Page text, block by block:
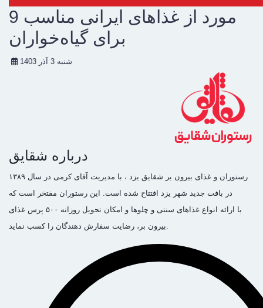
9 مورد از غذاهای ایرانی مناسب
برای گیاه‌خواران
شنبه 3 آذر 1403
درباره شقایق
رستوران و غذای بیرون بر شقایق یزد ، با مدیریت آقای کرمی در سال ۱۳۸۹
در بافت جدید شهر یزد افتتاح شده است. این رستوران مفتخر است که
با ارائه انواع غذاهای سنتی و چلوها و امکان تحویل روزانه ۵۰۰ پرس غذای